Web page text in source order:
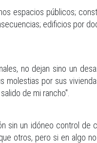
espacios públicos;
edificios por
no dejan sino un
por sus
de mi rancho".
sin un idóneo control de
otros, pero si en algo